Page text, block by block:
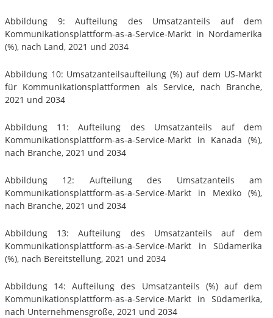
Abbildung 9: Aufteilung des Umsatzanteils auf dem
Kommunikationsplattform-as-a-Service-Markt in Nordamerika
(%), nach Land, 2021 und 2034
Abbildung 10: Umsatzanteilsaufteilung (%) auf dem US-Markt
für Kommunikationsplattformen als Service, nach Branche,
2021 und 2034
Abbildung 11: Aufteilung des Umsatzanteils auf dem
Kommunikationsplattform-as-a-Service-Markt in Kanada (%),
nach Branche, 2021 und 2034
Abbildung 12: Aufteilung des Umsatzanteils am
Kommunikationsplattform-as-a-Service-Markt in Mexiko (%),
nach Branche, 2021 und 2034
Abbildung 13: Aufteilung des Umsatzanteils auf dem
Kommunikationsplattform-as-a-Service-Markt in Südamerika
(%), nach Bereitstellung, 2021 und 2034
Abbildung 14: Aufteilung des Umsatzanteils (%) auf dem
Kommunikationsplattform-as-a-Service-Markt in Südamerika,
nach Unternehmensgröße, 2021 und 2034